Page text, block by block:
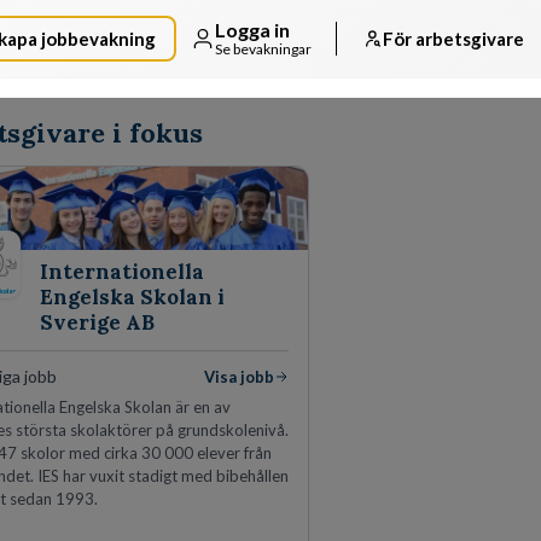
jobbevakning Logga in
Se bevakningar För arbetsgivare
i fokus
Internationella
Engelska Skolan i
Sverige AB
jobb
Visa jobb
Engelska Skolan är en av
största skolaktörer på grundskolenivå.
skolor med cirka 30 000 elever från
IES har vuxit stadigt med bibehållen
sedan 1993.